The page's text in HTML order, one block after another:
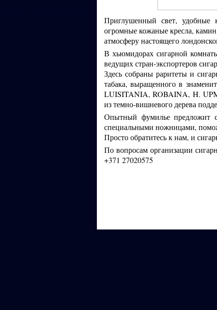
Приглушенный свет, удобные
огромные кожаные кресла,
атмосферу настоящего
В хьюмидорах сигарной
ведущих стран-экспортеров
Здесь собраны раритеты и
табака, выращенного в
LUISITANIA, ROBAINA, H.
из темно-вишневого дерева
Опытный фумилье предложит
специальными ножницами,
Просто обратитесь к нам, и
По вопросам организации
+371 27020575